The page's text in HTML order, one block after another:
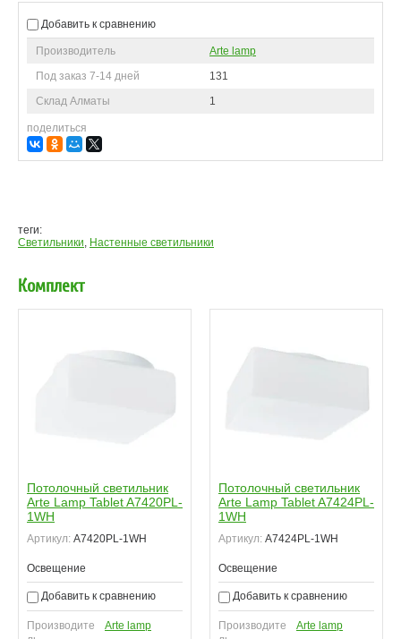
Добавить к сравнению
Производитель
Arte lamp
Под заказ 7-14 дней
131
Склад Алматы
1
поделиться
теги:
Светильники, Настенные светильники
Комплект
Потолочный светильник
Arte Lamp Tablet A7420PL-
1WH
Артикул: A7420PL-1WH
Освещение
Добавить к сравнению
Производите
Arte lamp
Потолочный светильник
Arte Lamp Tablet A7424PL-
1WH
Артикул: A7424PL-1WH
Освещение
Добавить к сравнению
Производите
Arte lamp